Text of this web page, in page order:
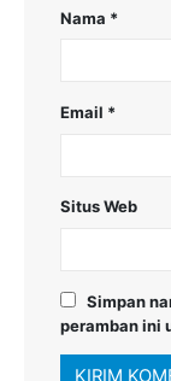
Nama *
Email *
Situs Web
Simpan
peramban ini